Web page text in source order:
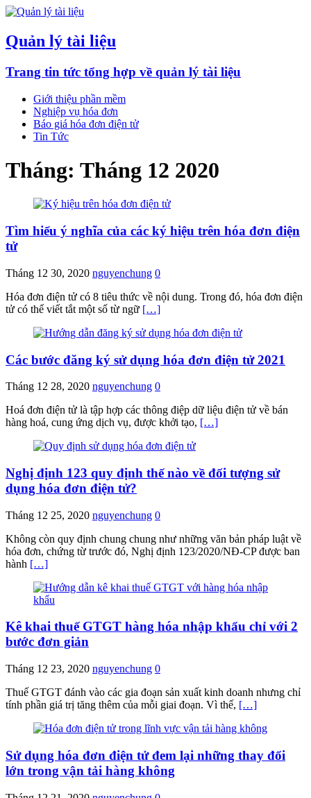
Quản lý tài liệu
Trang tin tức tổng hợp về quản lý tài liệu
Giới thiệu phần mềm
Nghiệp vụ hóa đơn
Báo giá hóa đơn điện tử
Tin Tức
Tháng: Tháng 12 2020
Tìm hiểu ý nghĩa của các ký hiệu trên hóa đơn điện
tử
Tháng 12 30, 2020 nguyenchung 0
Hóa đơn điện tử có 8 tiêu thức về nội dung. Trong đó, hóa đơn điện
tử có thể viết tắt một số từ ngữ […]
Các bước đăng ký sử dụng hóa đơn điện tử 2021
Tháng 12 28, 2020 nguyenchung 0
Hoá đơn điện tử là tập hợp các thông điệp dữ liệu điện tử về bán
hàng hoá, cung ứng dịch vụ, được khởi tạo, […]
Nghị định 123 quy định thế nào về đối tượng sử
dụng hóa đơn điện tử?
Tháng 12 25, 2020 nguyenchung 0
Không còn quy định chung chung như những văn bản pháp luật về
hóa đơn, chứng từ trước đó, Nghị định 123/2020/NĐ-CP được ban
hành […]
Kê khai thuế GTGT hàng hóa nhập khẩu chỉ với 2
bước đơn giản
Tháng 12 23, 2020 nguyenchung 0
Thuế GTGT đánh vào các gia đoạn sản xuất kinh doanh nhưng chỉ
tính phần giá trị tăng thêm của mỗi giai đoạn. Vì thế, […]
Sử dụng hóa đơn điện tử đem lại những thay đổi
lớn trong vận tải hàng không